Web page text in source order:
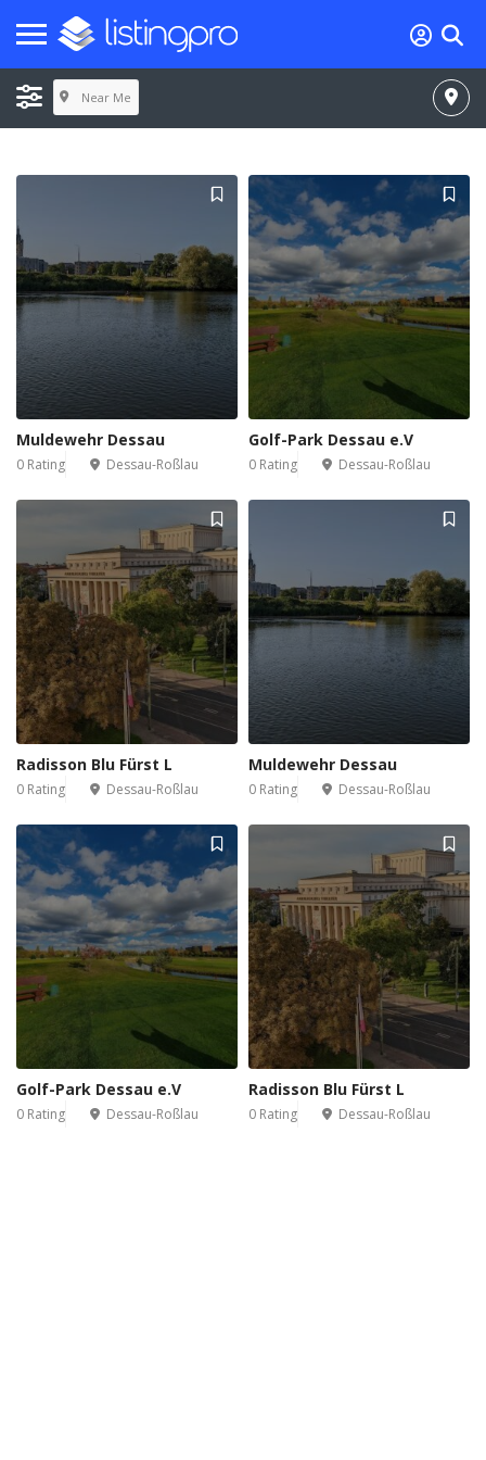
Near Me
Muldewehr Dessau
0 Rating Dessau-Roßlau
Golf-Park Dessau e.V
0 Rating Dessau-Roßlau
Radisson Blu Fürst L
0 Rating Dessau-Roßlau
Muldewehr Dessau
0 Rating Dessau-Roßlau
Golf-Park Dessau e.V
0 Rating Dessau-Roßlau
Radisson Blu Fürst L
0 Rating Dessau-Roßlau